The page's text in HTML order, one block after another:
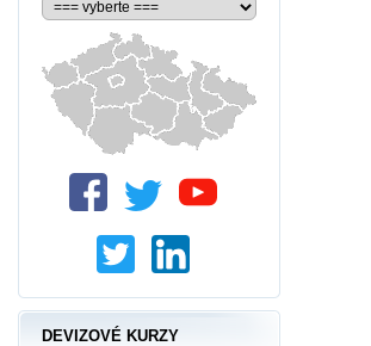
DEVIZOVÉ KURZY